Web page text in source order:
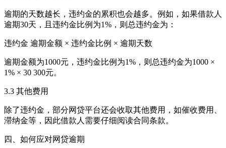
逾期的天数越长，违约金的累积也会越多。例如，如果借款人
逾期30天，且违约金比例为1%，则总违约金为：
违约金 逾期金额 × 违约金比例 × 逾期天数
逾期金额为1000元，违约金比例为1%，则总违约金为1000 ×
1% × 30 300元。
3.3 其他费用
除了违约金，部分网贷平台还会收取其他费用，如催收费用、
滞纳金等，因此借款人需要仔细阅读合同条款。
四、如何应对网贷逾期